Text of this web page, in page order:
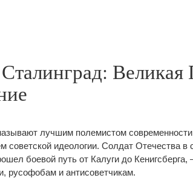
Великая
лучшим полемистом
советской идеологии. Солдат Отечества
боевой путь от Калуги до
русофобам и антисоветчикам.